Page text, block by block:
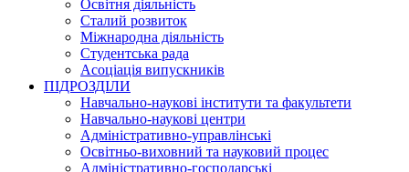
Освітня діяльність
Сталий розвиток
Міжнародна діяльність
Студентська рада
Асоціація випускників
ПІДРОЗДІЛИ
Навчально-наукові інститути та факультети
Навчально-наукові центри
Адміністративно-управлінські
Освітньо-виховний та науковий процес
Адміністративно-господарські